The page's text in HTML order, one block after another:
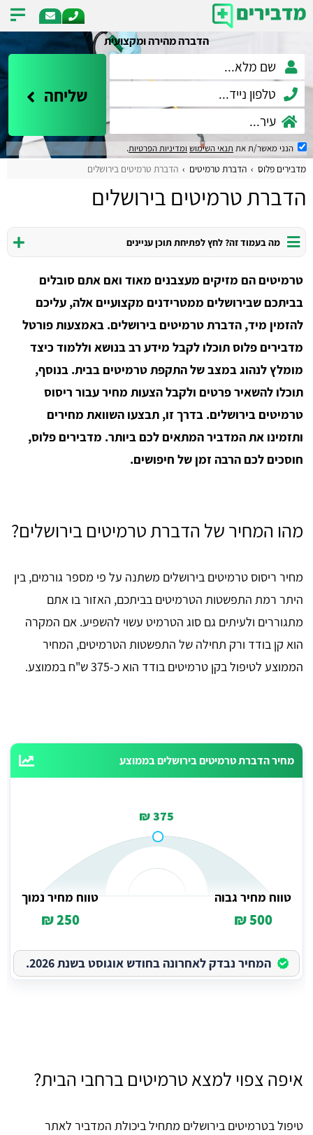
הדברה מהירה ומקצועית
שליחה
הנני מאשר/ת את תנאי השימוש ומדיניות הפרטיות.
מדבירים פלוס הדברת טרמיטים הדברת טרמיטים בירושלים
הדברת טרמיטים בירושלים
מה בעמוד זה? לחץ לפתיחת תוכן עניינים
טרמיטים הם מזיקים מעצבנים מאוד ואם אתם סובלים
בביתכם שבירושלים ממטרידנים מקצועיים אלה, עליכם
להזמין מיד, הדברת טרמיטים בירושלים. באמצעות פורטל
מדבירים פלוס תוכלו לקבל מידע רב בנושא וללמוד כיצד
מומלץ לנהוג במצב של התקפת טרמיטים בבית. בנוסף,
תוכלו להשאיר פרטים ולקבל הצעות מחיר עבור ריסוס
טרמיטים בירושלים. בדרך זו, תבצעו השוואת מחירים
ותזמינו את המדביר המתאים לכם ביותר. מדבירים פלוס,
חוסכים לכם הרבה זמן של חיפושים.
מהו המחיר של הדברת טרמיטים בירושלים?
מחיר ריסוס טרמיטים בירושלים משתנה על פי מספר גורמים, בין
היתר רמת התפשטות הטרמיטים בביתכם, האזור בו אתם
מתגוררים ולעיתים גם סוג הטרמיט עשוי להשפיע. אם המקרה
הוא קן בודד ורק תחילה של התפשטות הטרמיטים, המחיר
הממוצע לטיפול בקן טרמיטים בודד הוא כ-375 ש"ח בממוצע.
מחיר הדברת טרמיטים בירושלים בממוצע
375 ₪
טווח מחיר גבוה
500 ₪
טווח מחיר נמוך
250 ₪
המחיר נבדק לאחרונה בחודש אוגוסט בשנת 2026.
איפה צפוי למצא טרמיטים ברחבי הבית?
טיפול בטרמיטים בירושלים מתחיל ביכולת המדביר לאתר